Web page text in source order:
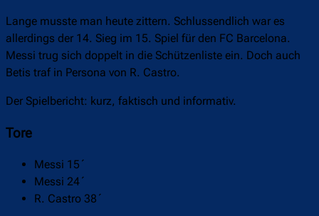
Lange musste man heute zittern. Schlussendlich war es
allerdings der 14. Sieg im 15. Spiel für den FC Barcelona.
Messi trug sich doppelt in die Schützenliste ein. Doch auch
Betis traf in Persona von R. Castro.
Der Spielbericht: kurz, faktisch und informativ.
Tore
Messi 15´
Messi 24´
R. Castro 38´